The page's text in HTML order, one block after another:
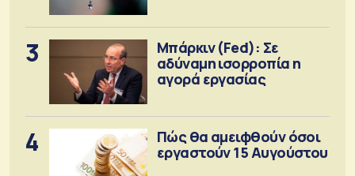
3
Μπάρκιν (Fed): Σε
αδύναμη ισορροπία η
αγορά εργασίας
4
Πώς θα αμειφθούν όσοι
εργαστούν 15 Αυγούστου